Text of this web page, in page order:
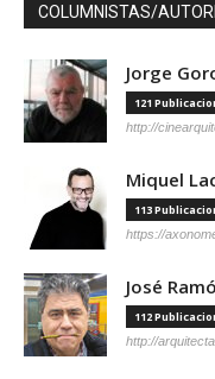
COLUMNISTAS/
Jorge
121
http://
Miquel
113
https://
José
112
http://